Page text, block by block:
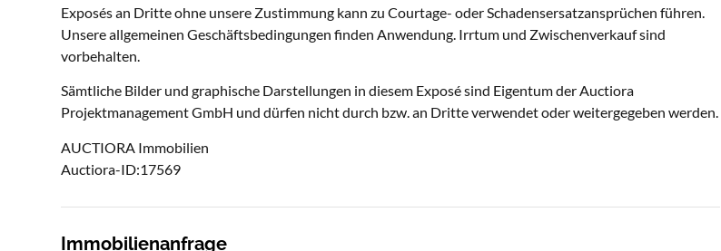
Exposés an Dritte ohne unsere Zustimmung kann zu Courtage- oder Schadensersatzansprüchen führen.
Unsere allgemeinen Geschäftsbedingungen finden Anwendung. Irrtum und Zwischenverkauf sind
vorbehalten.
Sämtliche Bilder und graphische Darstellungen in diesem Exposé sind Eigentum der Auctiora
Projektmanagement GmbH und dürfen nicht durch bzw. an Dritte verwendet oder weitergegeben werden.
AUCTIORA Immobilien
Auctiora-ID:17569
Immobilienanfrage